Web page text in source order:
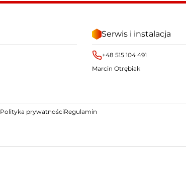
Serwis i instalacja
+48 515 104 491
Marcin Otrębiak
Polityka prywatnościRegulamin